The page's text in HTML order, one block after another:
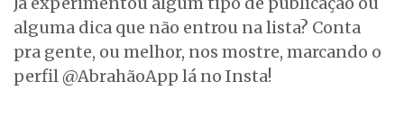
alguma dica que não entrou na lista? Conta
pra gente, ou melhor, nos mostre, marcando o
perfil @AbrahãoApp lá no Insta!